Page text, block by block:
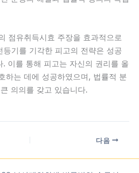
점유취득시효 주장을 효과적으로
등기를 기각한 피고의 전략은 성공
. 이를 통해 피고는 자신의 권리를 올
하는 데에 성공하였으며, 법률적 분
의의를 갖고 있습니다.
다음